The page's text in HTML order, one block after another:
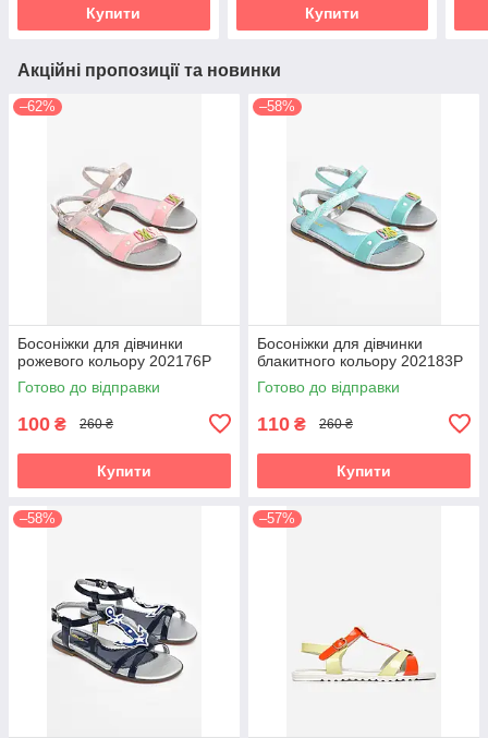
Купити Купити
Акційні пропозиції та новинки
–62%
Босоніжки для дівчинки
рожевого кольору 202176P
Готово до відправки
100 ₴ 260 ₴
Купити
–58%
Босоніжки для дівчинки
блакитного кольору 202183P
Готово до відправки
110 ₴ 260 ₴
Купити
–58% –57%